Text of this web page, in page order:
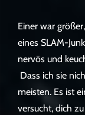
Einer war
eines SLAM-
nervös und
Dass ich sie
meisten. Es ist
versucht, dich